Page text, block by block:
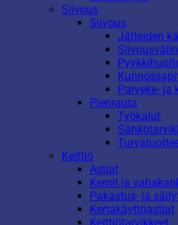
Siivous
Siivous
Jätteiden
Parveke-
Pienrauta
Työkalut
Keittiö
Astiat
Kernit ja
Pakastus- ja
Kertakäyttöastiat